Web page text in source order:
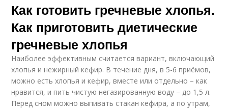
Как готовить гречневые хлопья.
Как приготовить диетические
гречневые хлопья
Наиболее эффективным считается вариант, включающий
хлопья и нежирный кефир. В течение дня, в 5-6 приёмов,
можно есть хлопья и кефир, вместе или отдельно – как
нравится, и пить чистую негазированную воду – до 1,5 л.
Перед сном можно выпивать стакан кефира, а по утрам,